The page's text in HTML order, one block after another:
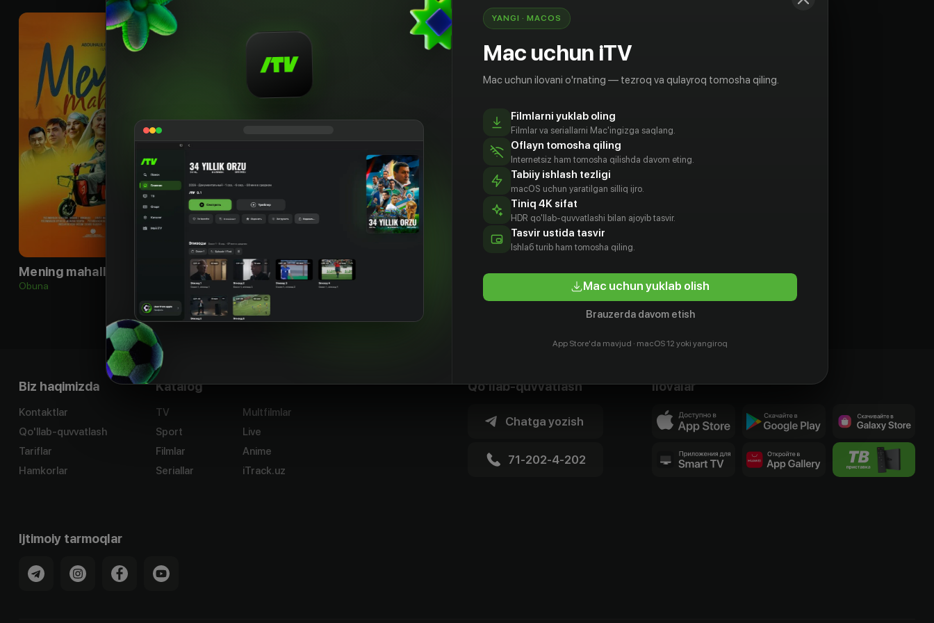
Mening mahallam
Obuna
Temur
Obuna
16+
Ming bir kecha (milliy serial)
Obuna
Biz haqimizda
Kontaktlar
Qo'llab-quvvatlash
Tariflar
Hamkorlar
Katalog
TV
Sport
Filmlar
Seriallar
Multfilmlar
Live
Anime
iTrack.uz
Qo'llab-quvvatlash
Chatga yozish
71-202-4-202
Ilovalar
Ijtimoiy tarmoqlar
YANGI · MACOS
Mac uchun iTV
Mac uchun ilovani o'rnating — tezroq va qulayroq tomosha qiling.
Filmlarni yuklab oling
Filmlar va seriallarni Mac'ingizga saqlang.
Oflayn tomosha qiling
Internetsiz ham tomosha qilishda davom eting.
Tabiiy ishlash tezligi
macOS uchun yaratilgan silliq ijro.
Tiniq 4K sifat
HDR qo'llab-quvvatlashi bilan ajoyib tasvir.
Tasvir ustida tasvir
Ishlаб turib ham tomosha qiling.
Mac uchun yuklab olish
Brauzerda davom etish
App Store'da mavjud · macOS 12 yoki yangiroq